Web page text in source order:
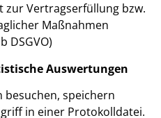
zur Vertragserfüllung bzw.
Maßnahmen
DSGVO)
Auswertungen
besuchen, speichern
in einer Protokolldatei.